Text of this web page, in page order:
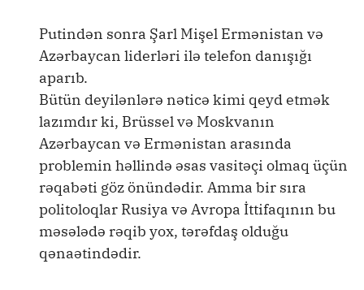
Putindən sonra Şarl Mişel Ermənistan və
Azərbaycan liderləri ilə telefon danışığı
aparıb.
Bütün deyilənlərə nəticə kimi qeyd etmək
lazımdır ki, Brüssel və Moskvanın
Azərbaycan və Ermənistan arasında
problemin həllində əsas vasitəçi olmaq üçün
rəqabəti göz önündədir. Amma bir sıra
politoloqlar Rusiya və Avropa İttifaqının bu
məsələdə rəqib yox, tərəfdaş olduğu
qənaətindədir.